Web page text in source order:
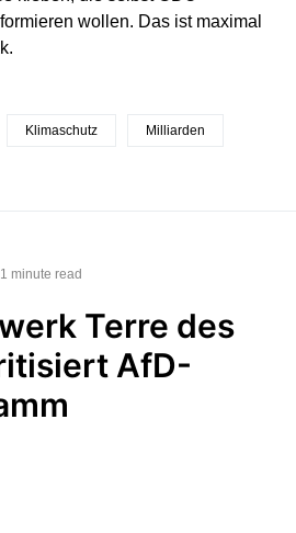
wollen. Das ist maximal
Klimaschutz Milliarden
1 minute read
Terre des
AfD-